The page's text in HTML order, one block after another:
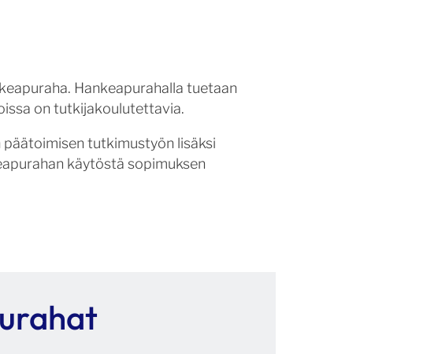
Hankeapurahalla tuetaan
on tutkijakoulutettavia.
tutkimustyön lisäksi
käytöstä sopimuksen